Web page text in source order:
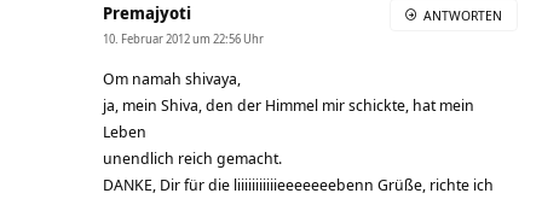
Premajyoti
10. Februar 2012 um 22:56 Uhr
Om namah shivaya,
ja, mein Shiva, den der Himmel mir schickte, hat mein
Leben
unendlich reich gemacht.
DANKE, Dir für die liiiiiiiiiiieeeeeeebenn Grüße, richte ich
ANTWORTEN